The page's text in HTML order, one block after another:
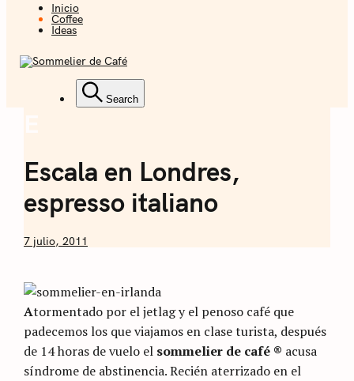
Sommelier de
Café
Coffee + Ideas
Inicio
Coffee
Ideas
Café
Coffee + Ideas Search
Escala en Londres,
espresso italiano
by
7 julio, 2011
Atormentado por el jetlag y el penoso café que
padecemos los que viajamos en clase turista, después
de 14 horas de vuelo el sommelier de café ® acusa
síndrome de abstinencia. Recién aterrizado en el